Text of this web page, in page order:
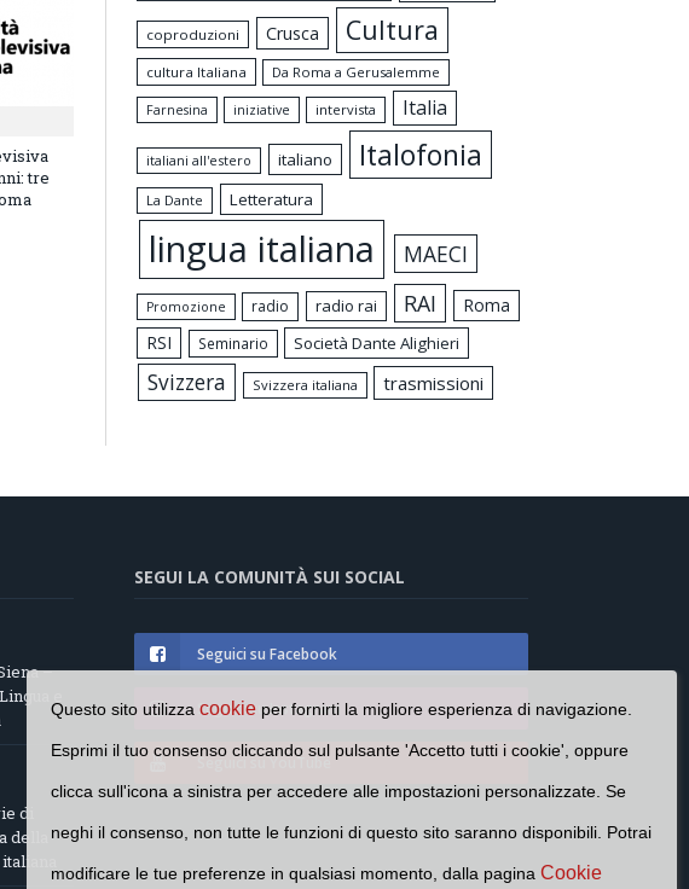
tre
coproduzioni Crusca Cultura
cultura Italiana Da Roma a Gerusalemme
Farnesina iniziative intervista Italia
italiani all'estero italiano Italofonia
La Dante Letteratura
lingua italiana MAECI
Promozione radio radio rai RAI
Roma
RSI
Seminario Società Dante Alighieri
Svizzera Svizzera italiana trasmissioni
–
e
di
SEGUI LA COMUNITÀ SUI SOCIAL
Seguici su Facebook
Seguici su Instagram
Seguici su YouTube
Questo sito utilizzacookie per fornirti la migliore esperienza di navigazione.
Esprimi il tuo consenso cliccando sul pulsante 'Accetto tutti i cookie', oppure
clicca sull'icona a sinistra per accedere alle impostazioni personalizzate. Se
neghi il consenso, non tutte le funzioni di questo sito saranno disponibili. Potrai
modificare le tue preferenze in qualsiasi momento, dalla pagina Cookie